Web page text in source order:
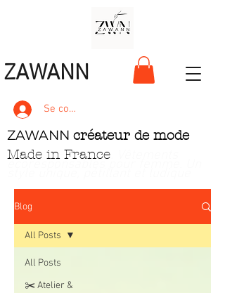
ZAWANN
Se connecter
ZAWANN créateur de mode
Made in France
Blog
All Posts
✂️ Atelier &
All Posts